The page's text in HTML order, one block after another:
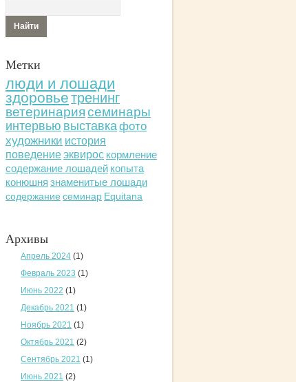
Метки
люди и лошади
здоровьетренинг
ветеринариясеминары
интервью выставкафото
художники история
поведениеэквирос кормление
содержание лошадей копыта
конюшня знаменитые лошади
содержание семинар Equitana
Архивы
Апрель 2024 (1)
Февраль 2023 (1)
Июнь 2022 (1)
Декабрь 2021 (1)
Ноябрь 2021 (1)
Октябрь 2021 (2)
Сентябрь 2021 (1)
Июнь 2021 (2)